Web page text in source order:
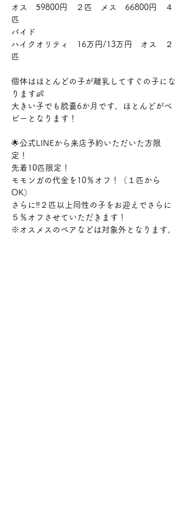
オス　59800円　２匹　メス　66800円　４
匹
パイド
ハイクオリティ　16万円/13万円　オス　２
匹
個体はほとんどの子が離乳してすぐの子にな
ります👶
大きい子でも脱嚢6か月です。ほとんどがベ
ビーとなります！
🌟公式LINEから来店予約いただいた方限
定！
先着10匹限定！
モモンガの代金を10％オフ！（１匹から
OK）
さらに‼２匹以上同性の子をお迎えでさらに
５％オフさせていただきます！
※オスメスのペアなどは対象外となります。